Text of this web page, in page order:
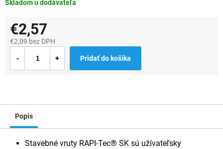
Skladom u dodávateľa
€2,57
€2,09 bez DPH
cena:
Pridať do košíka
Popis
Stavebné vruty RAPI-Tec® SK sú užívateľsky